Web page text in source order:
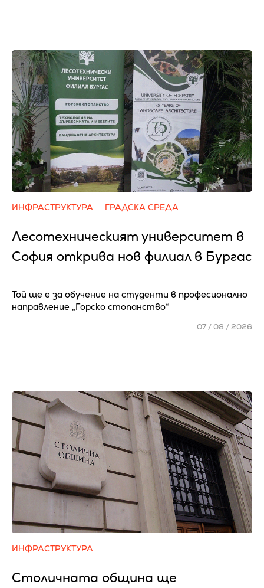
ИНФРАСТРУКТУРА ГРАДСКА СРЕДА
Лесотехническият университет в
София открива нов филиал в Бургас
Той ще е за обучение на студенти в професионално
направление „Горско стопанство“
07 / 08 / 2026
ИНФРАСТРУКТУРА
Столичната община ще